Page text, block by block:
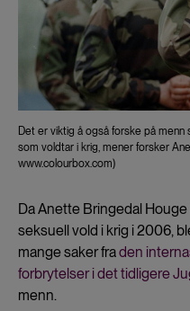
Det er viktig å også forske på
som voldtar i krig, mener forsker
www.colourbox.com)
Da Anette Bringedal
seksuell vold i krig i 2006,
mange saker fraden
forbrytelser i det tidligere
menn.